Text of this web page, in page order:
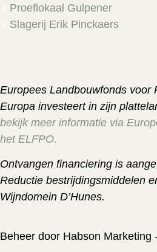
Proeflokaal Gulpener
Slagerij Erik Pinckaers
Europees Landbouwfonds voor
Europa investeert in zijn
bekijk meer informatie via
het ELFPO.
Ontvangen financiering is
Reductie bestrijdingsmiddelen
Wijndomein D’Hunes.
Beheer door Habson Marketing